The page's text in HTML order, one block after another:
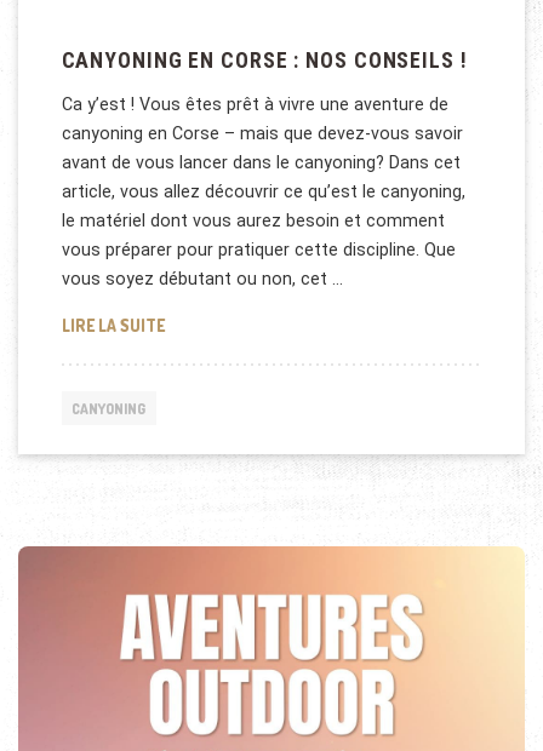
CANYONING EN CORSE : NOS CONSEILS !
Ca y’est ! Vous êtes prêt à vivre une aventure de
canyoning en Corse – mais que devez-vous savoir
avant de vous lancer dans le canyoning? Dans cet
article, vous allez découvrir ce qu’est le canyoning,
le matériel dont vous aurez besoin et comment
vous préparer pour pratiquer cette discipline. Que
vous soyez débutant ou non, cet …
LIRE LA SUITECANYONING EN CORSE : NOS CONSEILS !
CANYONING